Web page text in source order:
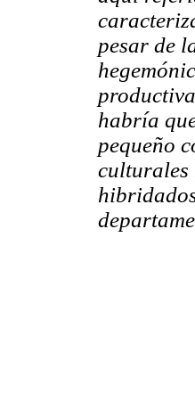
pesar de
habría
pequeño
culturales